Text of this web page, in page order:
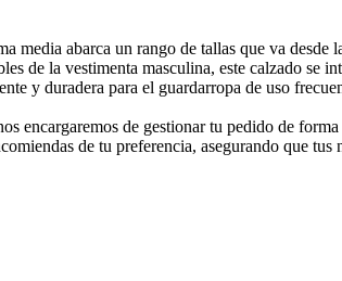
abarca un rango de tallas que va desde
de la vestimenta masculina, este calzado se
y duradera para el guardarropa de uso
encargaremos de gestionar tu pedido de
de tu preferencia, asegurando que tus